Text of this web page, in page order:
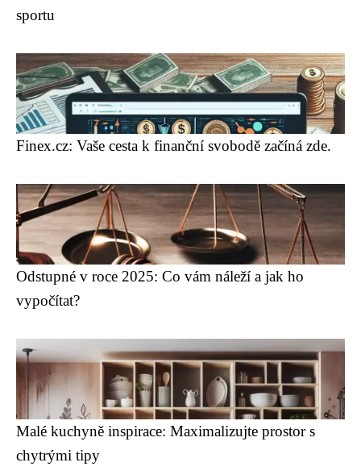
sportu
Finex.cz: Vaše cesta k finanční svobodě začíná zde.
Odstupné v roce 2025: Co vám náleží a jak ho
vypočítat?
Malé kuchyně inspirace: Maximalizujte prostor s
chytrými tipy